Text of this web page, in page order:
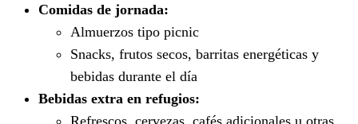
Comidas de jornada:
Almuerzos tipo picnic
Snacks, frutos secos, barritas energéticas y
bebidas durante el día
Bebidas extra en refugios: